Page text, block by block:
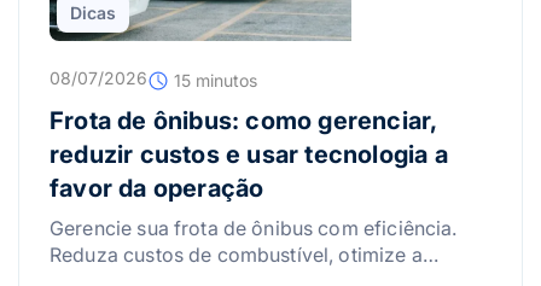
Dicas
08/07/2026 15 minutos
Frota de ônibus: como gerenciar,
reduzir custos e usar tecnologia a
favor da operação
Gerencie sua frota de ônibus com eficiência.
Reduza custos de combustível, otimize a